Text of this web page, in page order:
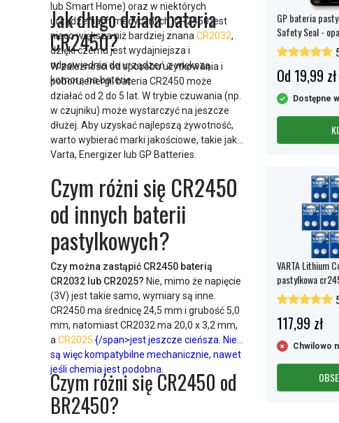
lub Smart Home) oraz w niektórych
urządzeniach medycznych. CR2450 jest
nieco większa niż bardziej znana CR2032,
dzięki czemu jest wydajniejsza i
odpowiednia do urządzeń z większą
komorą na baterię.
Jak długo działa bateria
CR2450?
W zależności od sposobu użytkowania i
poboru energii bateria CR2450 może
działać od 2 do 5 lat. W trybie czuwania (np.
w czujniku) może wystarczyć na jeszcze
dłużej. Aby uzyskać najlepszą żywotność,
warto wybierać marki jakościowe, takie jak
Varta, Energizer lub GP Batteries.
Czym różni się CR2450
od innych baterii
pastylkowych?
Czy można zastąpić CR2450 baterią
CR2032 lub CR2025? Nie, mimo że napięcie
(3V) jest takie samo, wymiary są inne.
CR2450 ma średnicę 24,5 mm i grubość 5,0
mm, natomiast CR2032 ma 20,0 x 3,2 mm,
a CR2025 {/span>jest jeszcze cieńsza. Nie
są więc kompatybilne mechanicznie, nawet
jeśli chemia jest podobna.
Czym różni się CR2450 od
BR2450?
GP bateria
Safety Seal -
Od 19,99 zł
Dostępne
VARTA Lithium
pastylkowa
117,99 zł
Chwilowo